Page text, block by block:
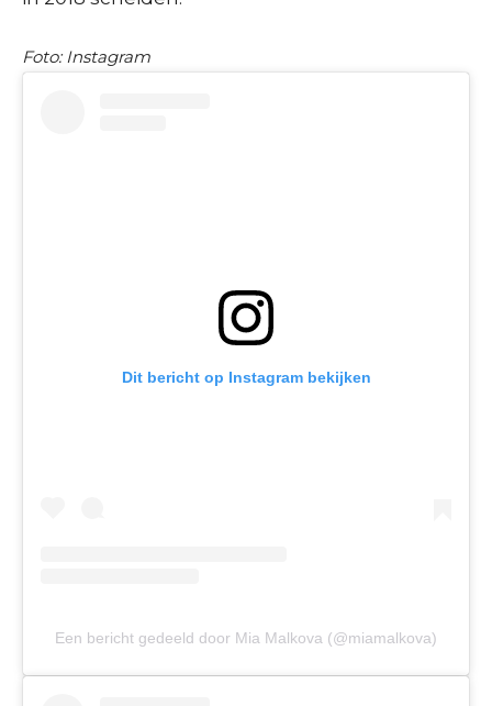
Foto: Instagram
Dit bericht op Instagram bekijken
Een bericht gedeeld door Mia Malkova (@miamalkova)